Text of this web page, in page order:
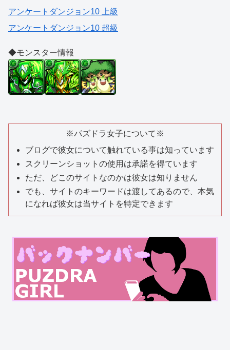
アンケートダンジョン10 上級
アンケートダンジョン10 超級
◆モンスター情報
※パズドラ女子について※
ブログで彼女について触れている事は知っています
スクリーンショットの使用は承諾を得ています
ただ、どこのサイトなのかは彼女は知りません
でも、サイトのキーワードは渡してあるので、本気
になれば彼女は当サイトを特定できます